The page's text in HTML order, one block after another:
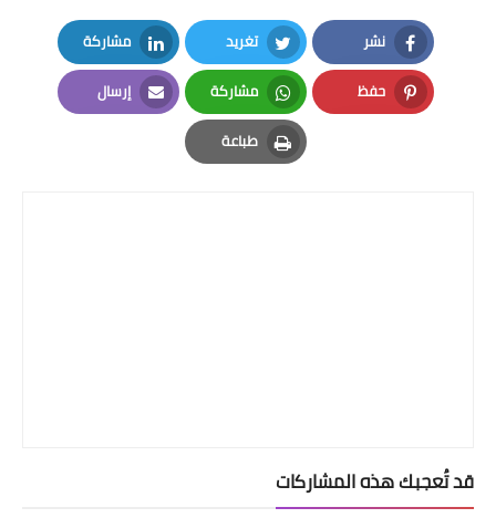
نشر
Facebook
تغريد
Twitter
مشاركة
LinkedIn
حفظ
Pinterest
مشاركة
Whatsapp
إرسال
Email
طباعة
Print
قد تُعجبك هذه المشاركات